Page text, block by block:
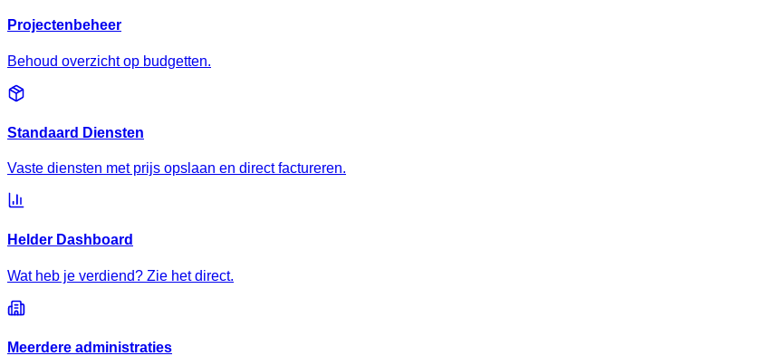
Projectenbeheer
Behoud overzicht op budgetten.
Standaard Diensten
Vaste diensten met prijs opslaan en direct factureren.
Helder Dashboard
Wat heb je verdiend? Zie het direct.
Meerdere administraties